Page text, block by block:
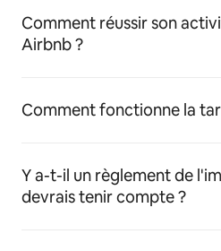
Comment réussir son
Airbnb ?
Comment fonctionne la
Y a-t-il un règlement de
devrais tenir compte ?